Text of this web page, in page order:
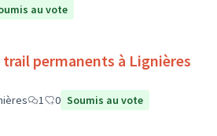
au vote
trail permanents à Lignières
1 0 Soumis au vote